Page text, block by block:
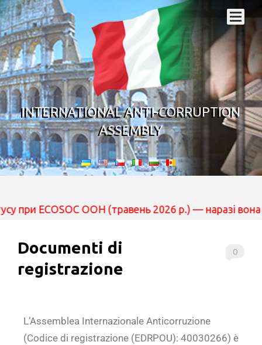
INTERNATIONAL ANTI-CORRUPTION
ASSEMBLY
ECOSOC ООН (травень 2026 р.) — наразі
0
Documenti di
registrazione
L’Assemblea Internazionale Anticorruzione
(Codice di registrazione (EDRPOU): 40030266) è